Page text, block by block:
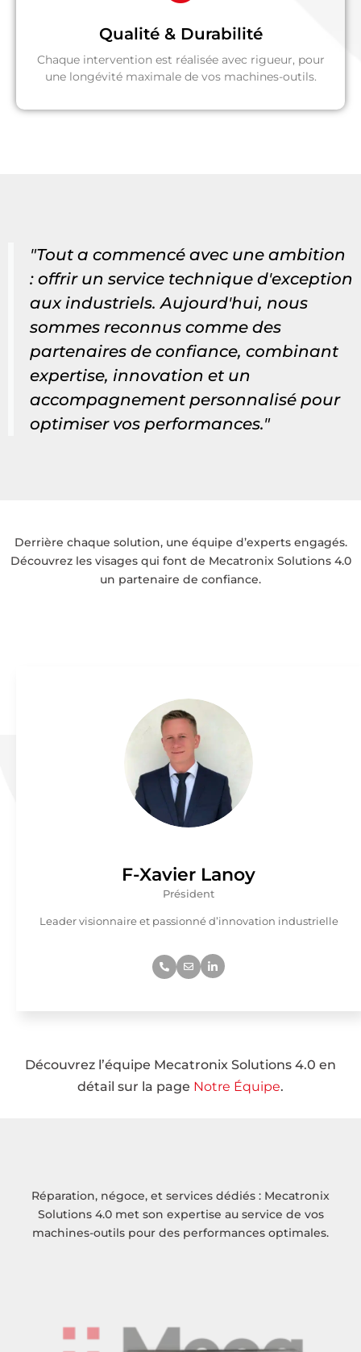
Qualité & Durabilité
Chaque intervention est réalisée avec rigueur, pour
une longévité maximale de vos machines-outils.
"Tout a commencé avec une ambition
: offrir un service technique d'exception
aux industriels. Aujourd'hui, nous
sommes reconnus comme des
partenaires de confiance, combinant
expertise, innovation et un
accompagnement personnalisé pour
optimiser vos performances."
Derrière chaque solution, une équipe d’experts engagés.
Découvrez les visages qui font de Mecatronix Solutions 4.0
un partenaire de confiance.
F-Xavier Lanoy
Président
Leader visionnaire et passionné d’innovation industrielle
Découvrez l’équipe Mecatronix Solutions 4.0 en
détail sur la page Notre Équipe.
Réparation, négoce, et services dédiés : Mecatronix
Solutions 4.0 met son expertise au service de vos
machines-outils pour des performances optimales.